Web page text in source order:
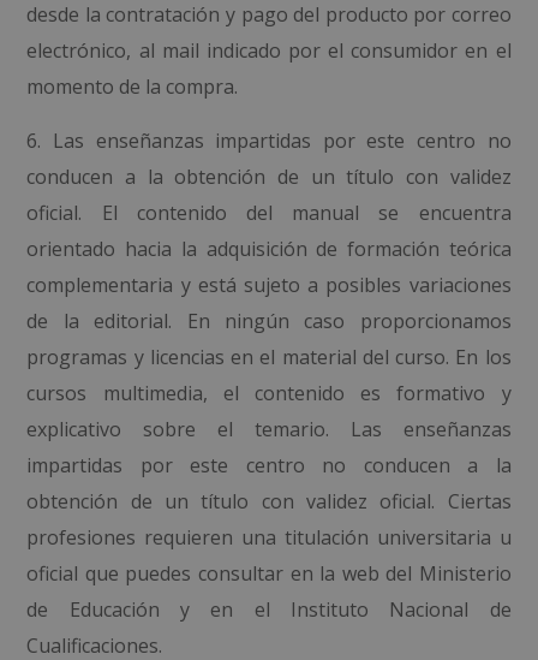
desde la contratación y pago del producto por correo
electrónico, al mail indicado por el consumidor en el
momento de la compra.
6. Las enseñanzas impartidas por este centro no
conducen a la obtención de un título con validez
oficial. El contenido del manual se encuentra
orientado hacia la adquisición de formación teórica
complementaria y está sujeto a posibles variaciones
de la editorial. En ningún caso proporcionamos
programas y licencias en el material del curso. En los
cursos multimedia, el contenido es formativo y
explicativo sobre el temario. Las enseñanzas
impartidas por este centro no conducen a la
obtención de un título con validez oficial. Ciertas
profesiones requieren una titulación universitaria u
oficial que puedes consultar en la web del Ministerio
de Educación y en el Instituto Nacional de
Cualificaciones.